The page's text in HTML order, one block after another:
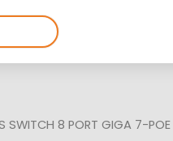
SWITCH 8 PORT GIGA 7-POE